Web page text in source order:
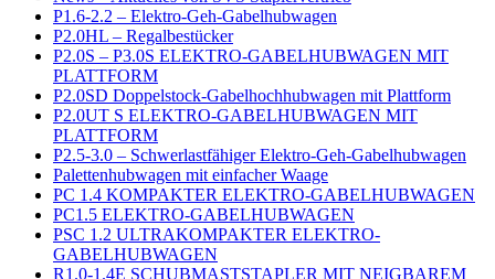
P1.6-2.2 – Elektro-Geh-Gabelhubwagen
P2.0HL – Regalbestücker
P2.0S – P3.0S ELEKTRO-GABELHUBWAGEN MIT
PLATTFORM
P2.0SD Doppelstock-Gabelhochhubwagen mit Plattform
P2.0UT S ELEKTRO-GABELHUBWAGEN MIT
PLATTFORM
P2.5-3.0 – Schwerlastfähiger Elektro-Geh-Gabelhubwagen
Palettenhubwagen mit einfacher Waage
PC 1.4 KOMPAKTER ELEKTRO-GABELHUBWAGEN
PC1.5 ELEKTRO-GABELHUBWAGEN
PSC 1.2 ULTRAKOMPAKTER ELEKTRO-
GABELHUBWAGEN
R1.0-1.4E SCHUBMASTSTAPLER MIT NEIGBAREM